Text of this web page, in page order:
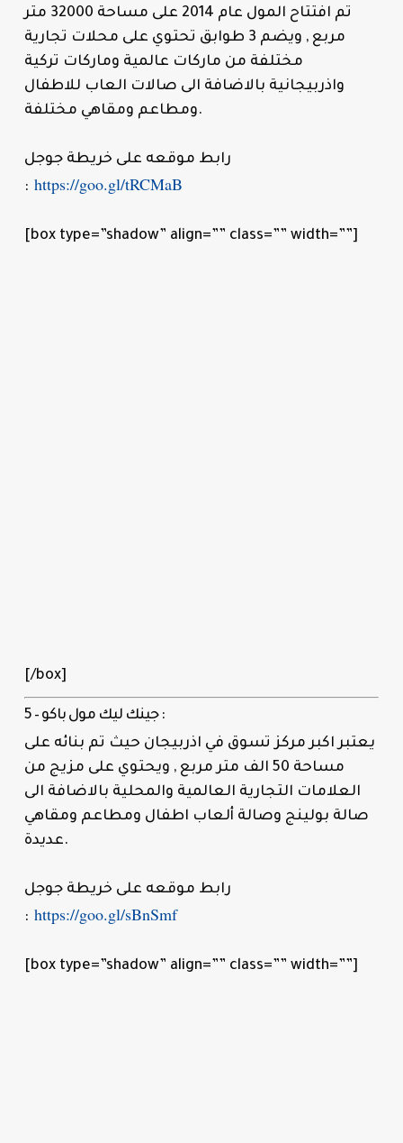
تم افتتاح المول عام 2014 على مساحة 32000 متر
مربع , ويضم 3 طوابق تحتوي على محلات تجارية
مختلفة من ماركات عالمية وماركات تركية
واذربيجانية بالاضافة الى صالات العاب للاطفال
ومطاعم ومقاهي مختلفة.
رابط موقعه على خريطة جوجل
: https://goo.gl/tRCMaB
[box type=”shadow” align=”” class=”” width=””]
[/box]
5 – جينك ليك مول باكو :
يعتبر اكبر مركز تسوق في اذربيجان حيث تم بنائه على
مساحة 50 الف متر مربع , ويحتوي على مزيج من
العلامات التجارية العالمية والمحلية بالاضافة الى
صالة بولينج وصالة ألعاب اطفال ومطاعم ومقاهي
عديدة.
رابط موقعه على خريطة جوجل
: https://goo.gl/sBnSmf
[box type=”shadow” align=”” class=”” width=””]